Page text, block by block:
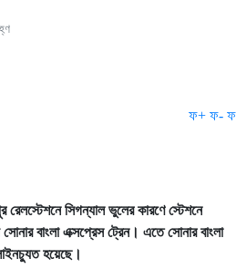
ফ+ ফ- ফ
রেলস্টেশনে সিগন্যাল ভুলের কারণে স্টেশনে
বাংলা এক্সপ্রেস ট্রেন। এতে সোনার বাংলা
হয়েছে।